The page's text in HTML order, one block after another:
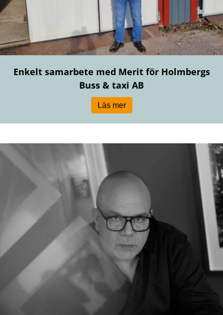
Enkelt samarbete med Merit för Holmbergs
Buss & taxi AB
Läs mer